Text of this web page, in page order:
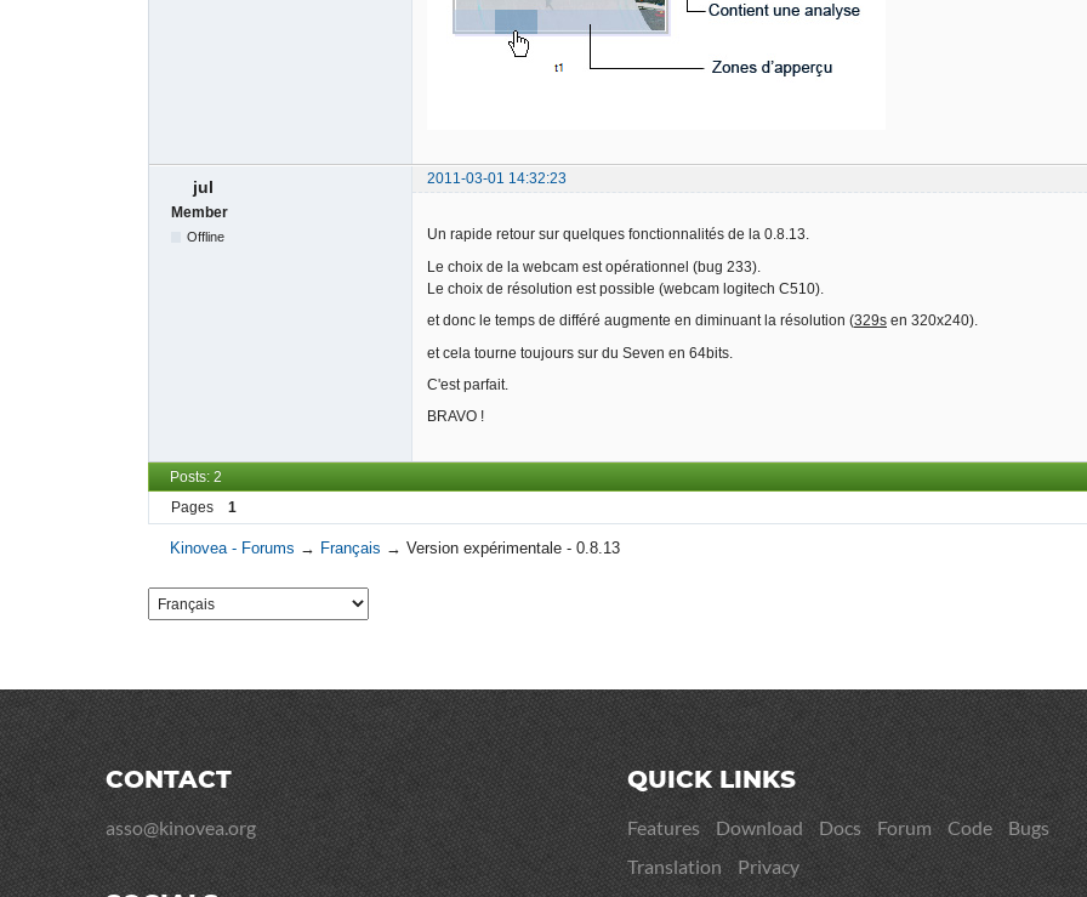
jul
2011-03-01 14:32:23
Member
Offline
Un rapide retour sur quelques fonctionnalités de la 0.8.13.
Le choix de la webcam est opérationnel (bug 233).
Le choix de résolution est possible (webcam logitech C510).
et donc le temps de différé augmente en diminuant la résolution (329s en 320x240).
et cela tourne toujours sur du Seven en 64bits.
C'est parfait.
BRAVO !
Posts: 2
Pages
1
Kinovea - Forums → Français →Version expérimentale - 0.8.13
CONTACT
asso@kinovea.org
QUICK LINKS
Features Download Docs Forum Code
Bugs
Translation
Privacy